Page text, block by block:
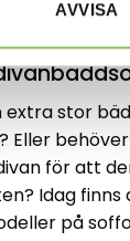
AVVISA
extra stor
Eller
för att
Idag finns
på